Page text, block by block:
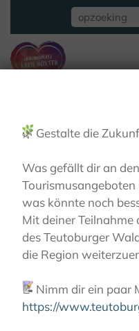
Höxter,
KLOOSTERS
🌿 Gestalte die
Was gefällt dir an
was könnte noch
Mit deiner
des Teutoburger
die Region
📝 Nimm dir ein paar
https://